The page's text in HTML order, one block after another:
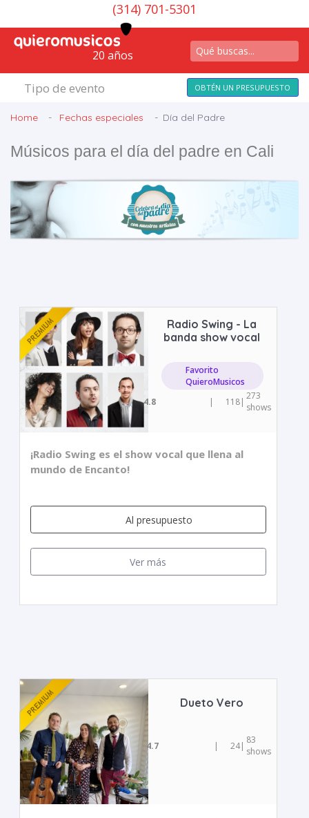
(314) 701-5301
20 años
Tipo de evento OBTÉN UN PRESUPUESTO
Home Fechas especiales Día del Padre
Músicos para el día del padre en Cali
Radio Swing - La
banda show vocal
Favorito
QuieroMusicos
4.8
| 118| 273
shows
¡Radio Swing es el show vocal que llena al
mundo de Encanto!
Al presupuesto
Ver más
Dueto Vero
4.7 | 24| 83
shows